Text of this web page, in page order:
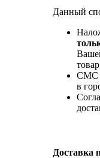
Данный
СМС
в
Доставка